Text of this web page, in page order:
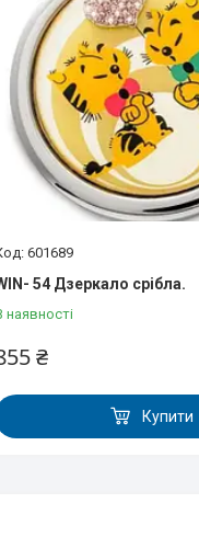
601689
54 Дзеркало срібла.
наявності
₴
Купити